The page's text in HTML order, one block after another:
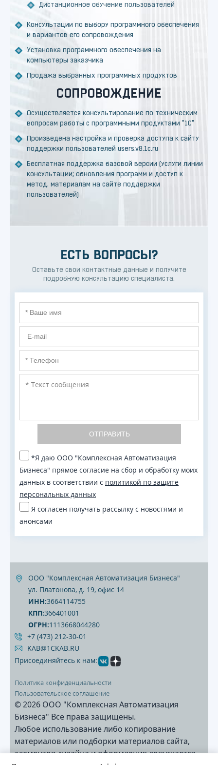
Дистанционное обучение пользователей
Консультации по выбору программного обеспечения
и вариантов его сопровождения
Установка программного обеспечения на
компьютеры заказчика
Продажа выбранных программных продуктов
СОПРОВОЖДЕНИЕ
Осуществляется консультирование по техническим
вопросам работы с программными продуктами "1С"
Произведена настройка и проверка доступа к сайту
поддержки пользователей users.v8.1c.ru
Бесплатная поддержка базовой версии (услуги линии
консультации; обновления программ и доступ к
метод. материалам на сайте поддержки
пользователей)
ЕСТЬ ВОПРОСЫ?
Оставьте свои контактные данные и получите
подробную консультацию специалиста.
*Я даю ООО "Комплексная Автоматизация
Бизнеса" прямое согласие на сбор и обработку моих
данных в соответствии с политикой по защите
персональных данных
Я согласен получать рассылку с новостями и
анонсами
ОТПРАВИТЬ
ООО "Комплексная Автоматизация Бизнеса"
ул. Платонова, д. 19, офис 14
ИНН:3664114755
КПП:366401001
ОГРН:1113668044280
+7 (473) 212‐30‐01
KAB@1CKAB.RU
Присоединяйтесь к нам:
Политика конфиденциальности
Пользовательское соглашение
© 2026 ООО "Комплексная Автоматизация
Бизнеса" Все права защищены.
Любое использование либо копирование
материалов или подборки материалов сайта,
элементов дизайна и оформления допускается